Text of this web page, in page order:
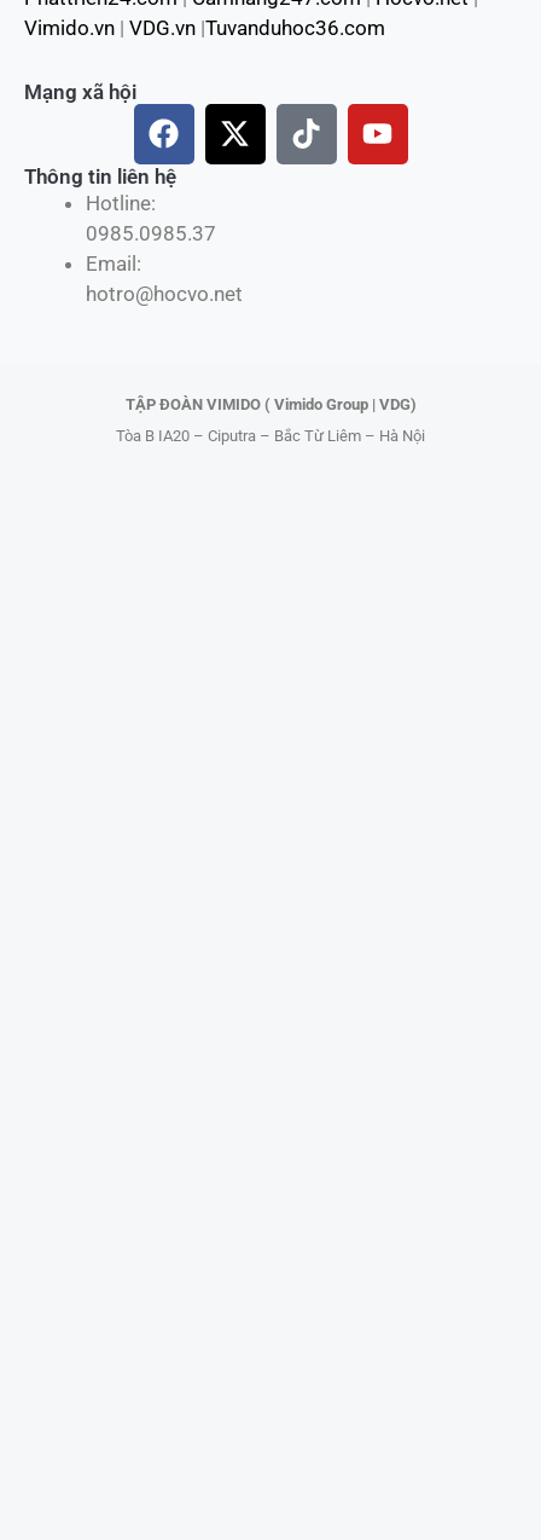
Vimido.vn | VDG.vn |Tuvanduhoc36.com
Hotline:
0985.0985.37
Email:
hotro@hocvo.net
Mạng xã hội
F
a
c
b
o
X
-
t
T
i
Y
o
Thông tin liên hệ
TẬP ĐOÀN VIMIDO ( Vimido Group | VDG)
Tòa B IA20 – Ciputra – Bắc Từ Liêm – Hà Nội